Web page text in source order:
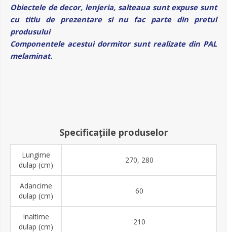
Obiectele de decor, lenjeria, salteaua sunt expuse sunt
cu titlu de prezentare si nu fac parte din pretul
produsului
Componentele acestui dormitor sunt realizate din PAL
melaminat.
Specificațiile produselor
Lungime
dulap (cm)
270, 280
Adancime
dulap (cm)
60
Inaltime
dulap (cm)
210